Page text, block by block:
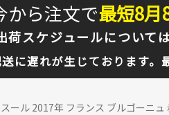
から注文で最短8月
荷スケジュールについて
に遅れが生じております。
ール 2017年 フランス ブルゴーニ